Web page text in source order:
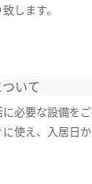
します。
いて
に必要な設備を
に使え、入居日